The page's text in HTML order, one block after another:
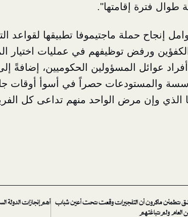
طوال فترة إقامتها".
إنجاح حملة ماجتيموفا تطبيقها لقواعد
ورفض توظيفهم في عمليات اختيار
عوائل المسؤولين الحكوميين، إضافةً
والمستودعات حصراً في أسوأ أوقات
الذي وإن مرض الواحد منهم تداعى كل
تطمئن ماكرون أن التفجيرات وقعت تحت أعين شباب
العام ولم تباغتهم
أهم إنجازات الدولة